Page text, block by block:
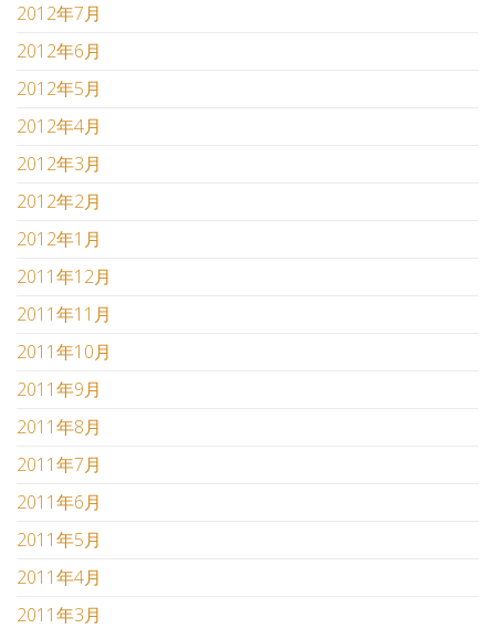
2012年7月
2012年6月
2012年5月
2012年4月
2012年3月
2012年2月
2012年1月
2011年12月
2011年11月
2011年10月
2011年9月
2011年8月
2011年7月
2011年6月
2011年5月
2011年4月
2011年3月